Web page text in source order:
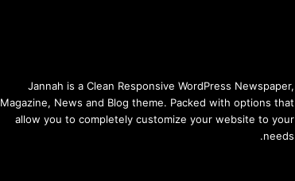
Jannah is a Clean Responsive WordPress Newspaper,
Magazine, News and Blog theme. Packed with options that
allow you to completely customize your website to your
needs.